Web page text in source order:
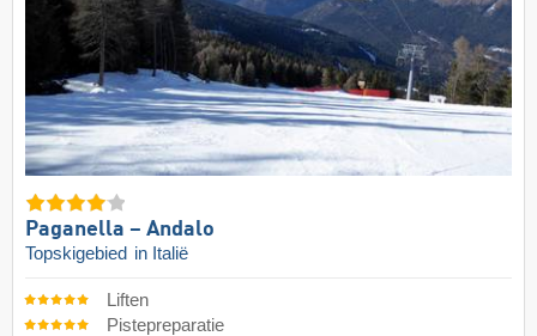
Paganella – Andalo
Topskigebied in Italië
Liften
Pistepreparatie